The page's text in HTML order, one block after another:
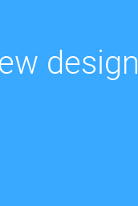
design